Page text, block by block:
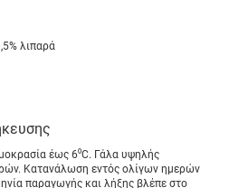
λιπαρά
έως 6⁰C. Γάλα υψηλής
Κατανάλωση εντός ολίγων ημερών
παραγωγής και λήξης βλέπε στο